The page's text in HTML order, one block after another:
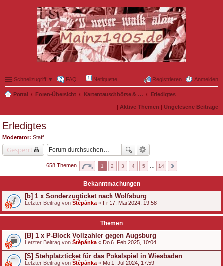
Schnellzugriff ▼ FAQ Netiquette Anmelden
Registrieren
Portal Foren-Übersicht Kartentauschbörse & Mitfahrgelegenheiten Erledigtes
| Aktive Themen | Ungelesene Beiträge
Erledigtes
Moderator: Staff
Gesperrt
658 Themen 1 2 3 4 5 14
Bekanntmachungen
[b] 1 x Sonderzugticket nach Wolfsburg
Letzter Beitrag von Štěpánka « Fr 17. Mai 2024, 19:58
Themen
[B] 1 x P-Block Vollzahler gegen Augsburg
Letzter Beitrag von Štěpánka « Do 6. Feb 2025, 10:04
[S] Stehplatzticket für das Pokalspiel in Wiesbaden
Letzter Beitrag von Štěpánka « Mo 1. Jul 2024, 17:59